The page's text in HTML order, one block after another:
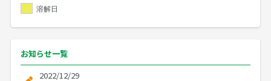
溶解日
お知らせ一覧
2022/12/29